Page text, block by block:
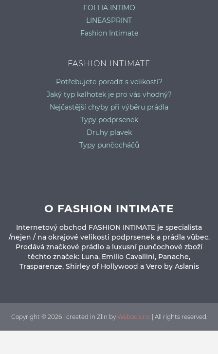
FOLLIA INTIMO
LINEASPRINT
Fashion Intimate
FASHION INTIMATE
Potřebujete poradit s velikostí?
Jaký typ kalhotek je pro vás vhodný?
Nejčastější chyby při výběru prádla
Typy podprsenek
Druhy plavek
Typy punčocháčů
O FASHION INTIMATE
Internetový obchod FASHION INTIMATE je specialista
/nejen / na okrajové velikosti podprsenek a prádla vůbec.
Prodává značkové prádlo a luxusní punčochové zboží
těchto značek: Luna, Emilio Cavallini, Panache,
Trasparenze, Shirley of Hollywood a Vero by Aslanis
Copyright © 2026 | created in Zlin by Weboo s.r.o. | All rights reserved.